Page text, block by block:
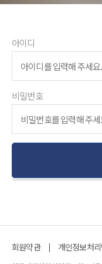
아이디
비밀번호
회원약관 개인정보처